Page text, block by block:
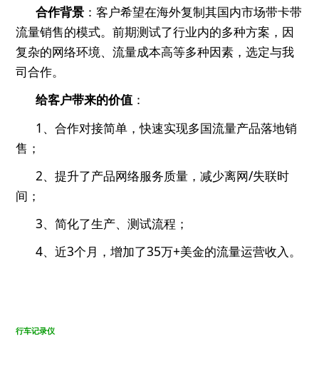
合作背景 ：客户希望在海外复制其国内市场带卡带
流量销售的模式。前期测试了行业内的多种方案，因
复杂的网络环境、流量成本高等多种因素，选定与我
司合作。
给客户带来的价值 ：
1、合作对接简单，快速实现多国流量产品落地销
售；
2、提升了产品网络服务质量，减少离网/失联时
间；
3、简化了生产、测试流程；
4、近3个月，增加了35万+美金的流量运营收入。
行车记录仪